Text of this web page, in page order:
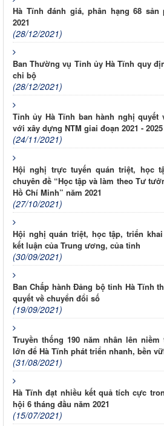
Hà Tĩnh đánh giá, phân hạng 68 sản
2021
(28/12/2021)
Ban Thường vụ Tỉnh ủy Hà Tĩnh quy
chi bộ
(28/12/2021)
Tỉnh ủy Hà Tĩnh ban hành nghị quyết
với xây dựng NTM giai đoạn 2021 -
(24/11/2021)
Hội nghị trực tuyến quán triệt, học
chuyên đề “Học tập và làm theo Tư
Hồ Chí Minh” năm 2021
(27/10/2021)
Hội nghị quán triệt, học tập, triển
kết luận của Trung ương, của tỉnh
(30/09/2021)
Ban Chấp hành Đảng bộ tỉnh Hà Tĩnh
quyết về chuyển đổi số
(19/09/2021)
Truyền thống 190 năm nhân lên
lớn để Hà Tĩnh phát triển nhanh, bền
(31/08/2021)
Hà Tĩnh đạt nhiều kết quả tích cực
hội 6 tháng đầu năm 2021
(15/07/2021)